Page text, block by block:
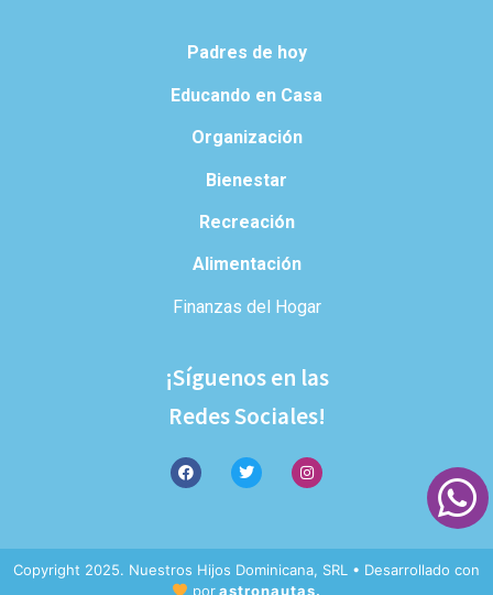
Padres de hoy
Educando en Casa
Organización
Bienestar
Recreación
Alimentación
Finanzas del Hogar
¡Síguenos en las
Redes Sociales!
Copyright 2025. Nuestros Hijos Dominicana, SRL • Desarrollado con
porastronautas.